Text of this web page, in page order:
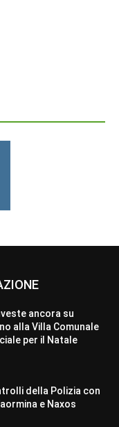
ancora su
alla Villa Comunale
per il Natale
della Polizia con
e Naxos